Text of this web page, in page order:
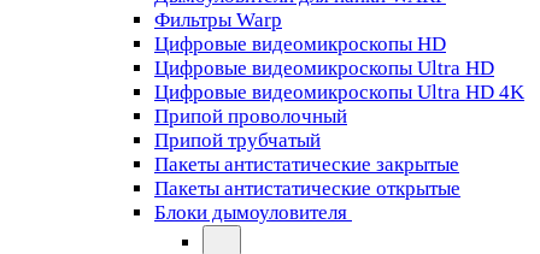
Фильтры Warp
Цифровые видеомикроскопы HD
Цифровые видеомикроскопы Ultra HD
Цифровые видеомикроскопы Ultra HD 4K
Припой проволочный
Припой трубчатый
Пакеты антистатические закрытые
Пакеты антистатические открытые
Блоки дымоуловителя